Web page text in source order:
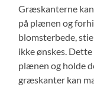
Græskanterne
på plænen og
blomsterbede,
ikke ønskes.
plænen og holde
græskanter kan